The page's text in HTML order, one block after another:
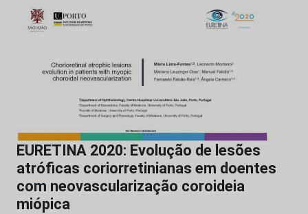
EURETINA 2020: Evolução de lesões
atróficas coriorretinianas em doentes
com neovascularização coroideia
miópica